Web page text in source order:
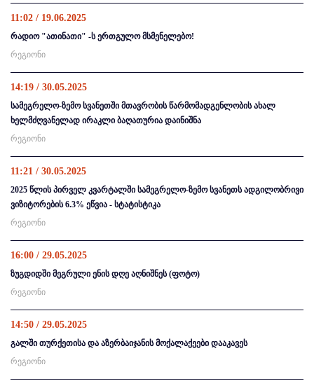
11:02 / 19.06.2025
რადიო "ათინათი" -ს ერთგულო მსმენელებო!
რეგიონი
14:19 / 30.05.2025
სამეგრელო-ზემო სვანეთში მთავრობის წარმომადგენლობის ახალ
ხელმძღვანელად ირაკლი ბაღათურია დაინიშნა
რეგიონი
11:21 / 30.05.2025
2025 წლის პირველ კვარტალში სამეგრელო-ზემო სვანეთს ადგილობრივი
ვიზიტორების 6.3% ეწვია - სტატისტიკა
რეგიონი
16:00 / 29.05.2025
ზუგდიდში მეგრული ენის დღე აღნიშნეს (ფოტო)
რეგიონი
14:50 / 29.05.2025
გალში თურქეთისა და აზერბაიჯანის მოქალაქეები დააკავეს
რეგიონი